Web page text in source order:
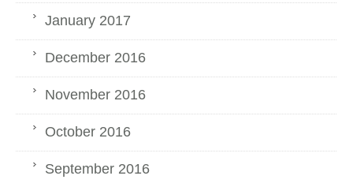
January 2017
December 2016
November 2016
October 2016
September 2016